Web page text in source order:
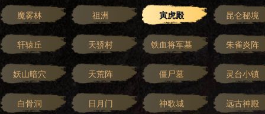
魔雾林 祖洲 寅虎殿 昆仑秘境
轩辕丘 天骄村 铁血将军墓 朱雀炎阵
妖山暗穴 天荒阵 僵尸墓 灵台小镇
白骨洞 日月门 神歌城 远古神殿